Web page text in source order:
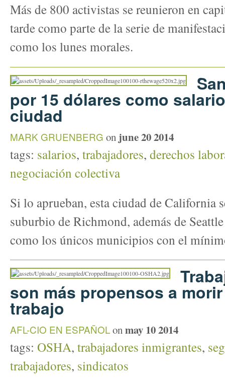
Más de 800 activistas se reunieron en
tarde como parte de la serie de
como los lunes morales.
por 15 dólares como
ciudad
MARK GRUENBERG on june 20 2014
tags: salarios, trabajadores, derechos
negociación colectiva
Si lo aprueban, esta ciudad de California
suburbio de Richmond, además de
como los únicos municipios con el
son más propensos a
trabajo
AFL-CIO EN ESPAÑOLonmay 10 2014
tags: OSHA, trabajadores inmigrantes,
trabajadores, sindicatos